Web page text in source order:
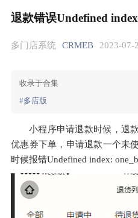
退款错误Undefined
多门店系统 CRMEB 2023-07-
收录于合集
#多店版
小程序申请退款时候，退
优惠券下单，申请退款一个未
时候报错Undefined index: